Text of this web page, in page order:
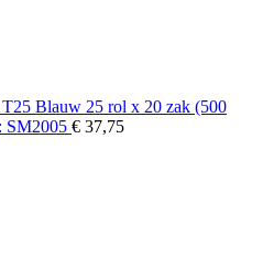
Blauw 25 rol x 20 zak (500
SM2005 € 37,75